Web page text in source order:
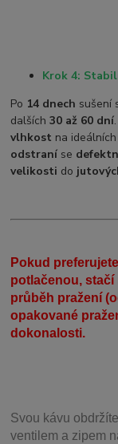
Krok 4:
Po 14 dnech sušení
dalších30 až 60 dní
vlhkost na ideálních
odstraní se
velikosti do
Pokud
potlačenou, stačí
průběh pražení
opakované
dokonalosti.
Svou kávu
ventilem a zipem